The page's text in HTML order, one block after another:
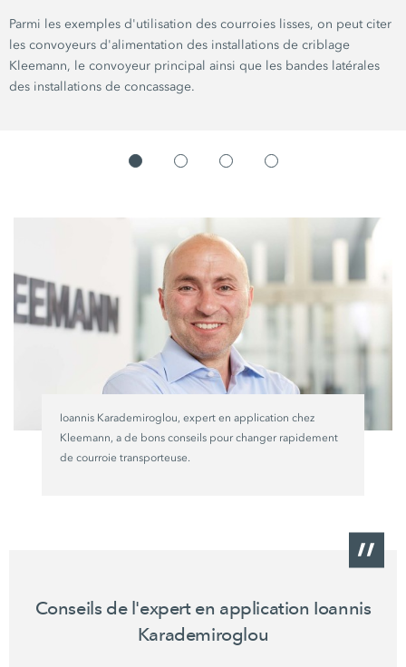
Parmi les exemples d'utilisation des courroies lisses, on peut citer
les convoyeurs d'alimentation des installations de criblage
Kleemann, le convoyeur principal ainsi que les bandes latérales
des installations de concassage.
Ioannis Karademiroglou, expert en application chez
Kleemann, a de bons conseils pour changer rapidement
de courroie transporteuse.
Conseils de l'expert en application Ioannis
Karademiroglou